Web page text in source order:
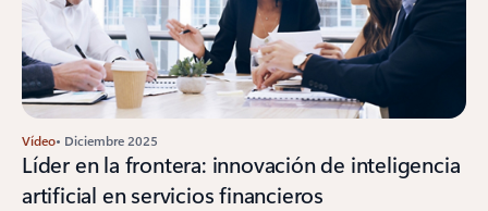
Vídeo• Diciembre 2025
Líder en la frontera: innovación de inteligencia
artificial en servicios financieros